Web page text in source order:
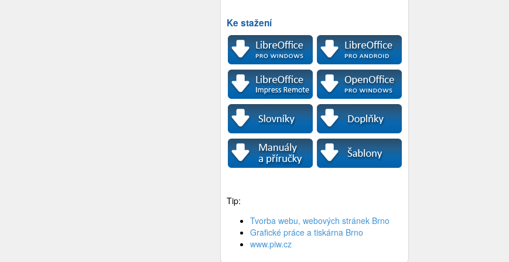
Ke stažení
Tip:
Tvorba webu, webových stránek Brno
Grafické práce a tiskárna Brno
www.piw.cz